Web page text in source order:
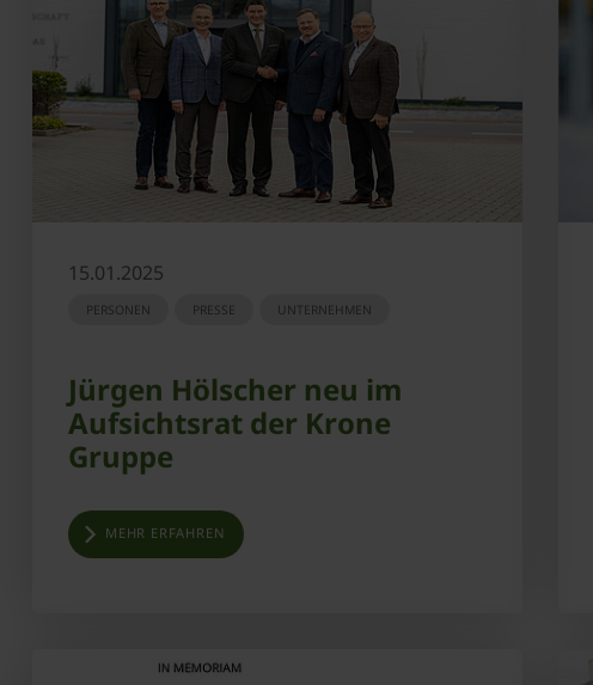
15.01.2025
PERSONEN PRESSE UNTERNEHMEN
Jürgen Hölscher neu im
Aufsichtsrat der Krone
Gruppe
MEHR ERFAHREN